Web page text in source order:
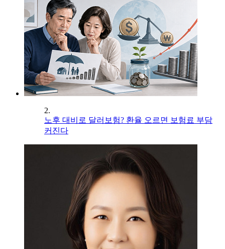
2.
노후 대비로 달러보험? 환율 오르면 보험료 부담
커진다